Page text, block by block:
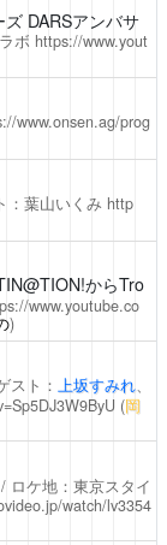
DARSアンバサ
ボ https://www.yout
www.onsen.ag/prog
：葉山いくみ http
からTro
www.youtube.co
)
スト： 上坂すみれ、
(岡
ロケ地：東京スタイ
watch/lv3354